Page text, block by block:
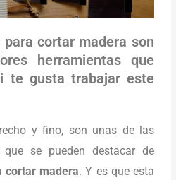
cortar madera son
herramientas que
te gusta trabajar este
y fino, son unas de las
que se pueden destacar de
cortar madera. Y es que esta